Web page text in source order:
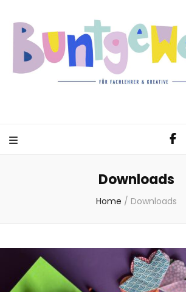
Downloads
Home / Downloads